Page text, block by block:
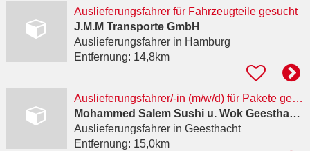
Auslieferungsfahrer für Fahrzeugteile gesucht
J.M.M Transporte GmbH
Auslieferungsfahrerin Hamburg
Entfernung: 14,8km
Auslieferungsfahrer/-in (m/w/d) für Pakete gesucht
Mohammed Salem Sushi u. Wok Geesthacht
Auslieferungsfahrerin Geesthacht
Entfernung: 15,0km